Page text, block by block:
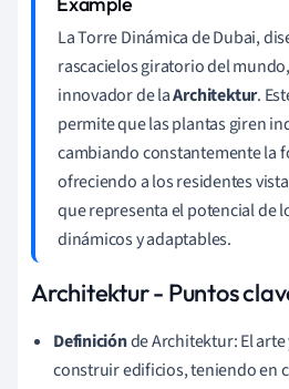
La Torre Dinámica de Dubai,
rascacielos giratorio del
innovador de laArchitektur.
permite que las plantas giren
cambiando constantemente la
ofreciendo a los residentes
que representa el potencial de
dinámicos y adaptables.
Architektur - Puntos
Definiciónde Architektur: El arte
construir edificios, teniendo en